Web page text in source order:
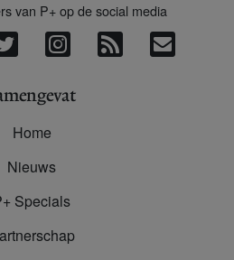
van P+ op de social media
Home
Nieuws
Specials